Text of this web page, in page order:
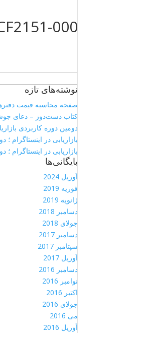
000
برای:
نوشته‌های تازه
صفحه محاسبه قیمت
کتاب دست‌دوز – دعای
دومین دوره کاربردی
بازاریابی در اینستاگرام ؛
بازاریابی در اینستاگرام ؛
بایگانی‌ها
آوریل 2024
فوریه 2019
ژانویه 2019
دسامبر 2018
جولای 2018
دسامبر 2017
سپتامبر 2017
آوریل 2017
دسامبر 2016
نوامبر 2016
اکتبر 2016
جولای 2016
می 2016
آوریل 2016